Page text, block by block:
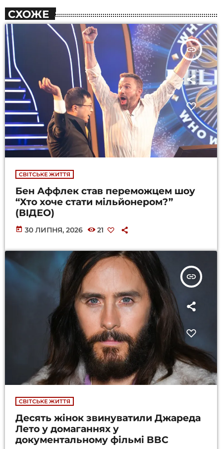
СХОЖЕ
insert_link
СВІТСЬКЕ ЖИТТЯ
Бен Аффлек став переможцем шоу
“Хто хоче стати мільйонером?”
(ВІДЕО)
today 30 ЛИПНЯ, 2026 21
insert_link
СВІТСЬКЕ ЖИТТЯ
Десять жінок звинуватили Джареда
Лето у домаганнях у
документальному фільмі BBC